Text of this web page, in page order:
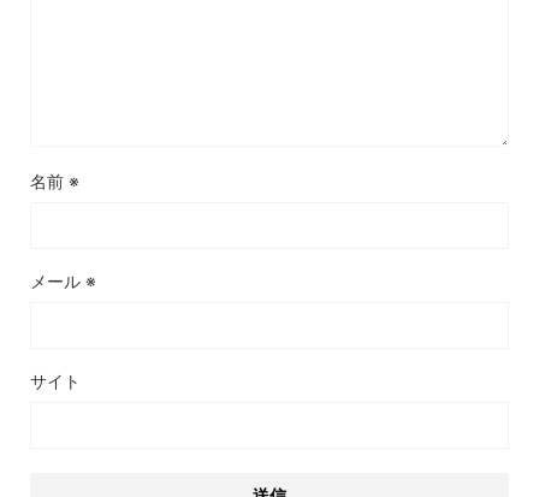
名前 ※
メール ※
サイト